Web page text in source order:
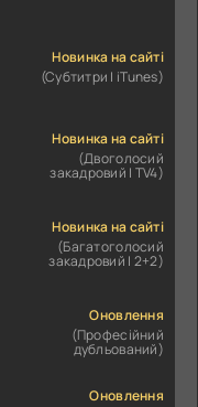
Новинка на сайті
(Субтитри | iTunes)
Новинка на сайті
(Двоголосий
закадровий | TV4)
Новинка на сайті
(Багатоголосий
закадровий | 2+2)
Оновлення
(Професійний
дубльований)
Оновлення